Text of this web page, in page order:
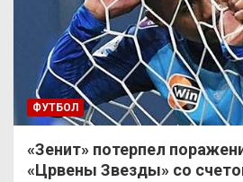
ФУТБОЛ
«Зенит» потерпел
«Црвены Звезды» со